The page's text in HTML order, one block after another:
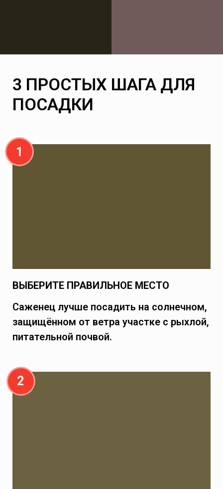
3 ПРОСТЫХ ШАГА ДЛЯ
ПОСАДКИ
1
ВЫБЕРИТЕ ПРАВИЛЬНОЕ МЕСТО
Саженец лучше посадить на солнечном,
защищённом от ветра участке с рыхлой,
питательной почвой.
2